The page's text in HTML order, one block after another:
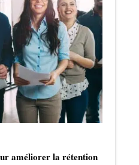
améliorer la rétention